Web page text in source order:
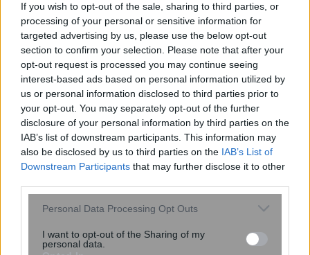
If you wish to opt-out of the sale, sharing to third parties, or
processing of your personal or sensitive information for
targeted advertising by us, please use the below opt-out
section to confirm your selection. Please note that after your
opt-out request is processed you may continue seeing
interest-based ads based on personal information utilized by
us or personal information disclosed to third parties prior to
your opt-out. You may separately opt-out of the further
disclosure of your personal information by third parties on the
IAB’s list of downstream participants. This information may
also be disclosed by us to third parties on the IAB’s List of
Downstream Participants that may further disclose it to other
Please note that this website/app uses one or more Google
not limited to your visit or usage behaviour. You may click to
grant or deny consent to Google and its third-party tags to
Personal Data Processing Opt Outs
I want to opt-out of the Sharing of my
personal data.
ΕΙΝΑΠ: Καταγγέλλει αιφνιδιαστική
αλλαγή στο πρόγραμμα εφημεριών